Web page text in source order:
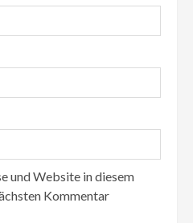
und Website in diesem
Kommentar